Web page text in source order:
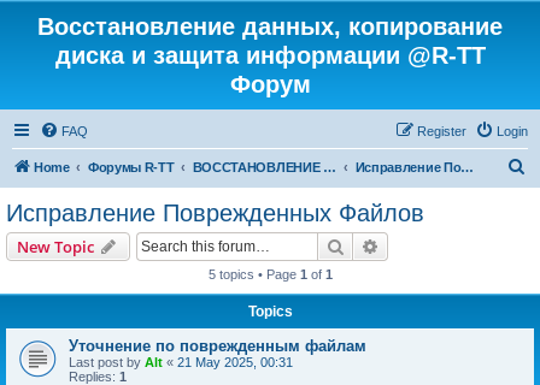
Восстановление данных, копирование
диска и защита информации @R-TT
Форум
FAQ Login
Register
Home Форумы R-TT ВОССТАНОВЛЕНИЕ ДАННЫХ И УДАЛЕННЫХ ФАЙЛОВ Исправление Поврежденных Файлов
Исправление Поврежденных Файлов
New Topic Search
5 topics • Page 1 of 1
Topics
Уточнение по поврежденным файлам
Last post by Alt « 21 May 2025, 00:31
Replies: 1